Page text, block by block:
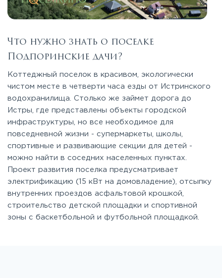
Что нужно знать о поселке
Подпоринские дачи?
Коттеджный поселок в красивом, экологически
чистом месте в четверти часа езды от Истринского
водохранилища. Столько же займет дорога до
Истры, где представлены объекты городской
инфраструктуры, но все необходимое для
повседневной жизни - супермаркеты, школы,
спортивные и развивающие секции для детей -
можно найти в соседних населенных пунктах.
Проект развития поселка предусматривает
электрификацию (15 кВт на домовладение), отсыпку
внутренних проездов асфальтовой крошкой,
строительство детской площадки и спортивной
зоны с баскетбольной и футбольной площадкой.